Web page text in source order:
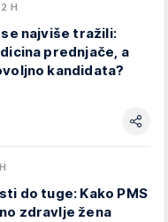
H
najviše tražili:
prednjače, a
kandidata?
do tuge: Kako PMS
zdravlje žena